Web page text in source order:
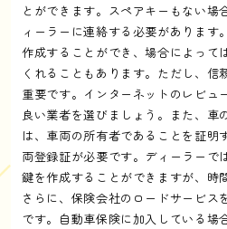
とができます。スペアキーもない
ィーラーに連絡する必要があります
作成することができ、場合によって
くれることもあります。ただし、信
重要です。インターネットのレビュ
良い業者を選びましょう。また、車
は、車両の所有者であることを証明
両登録証が必要です。ディーラーで
鍵を作成することができますが、時
さらに、保険会社のロードサービス
です。自動車保険に加入している場